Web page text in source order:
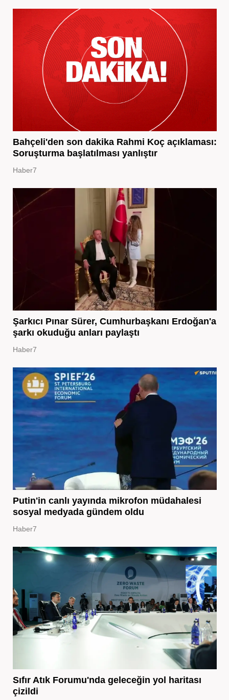
Bahçeli'den son dakika Rahmi Koç açıklaması:
Soruşturma başlatılması yanlıştır
Haber7
Şarkıcı Pınar Sürer, Cumhurbaşkanı Erdoğan'a
şarkı okuduğu anları paylaştı
Haber7
Putin'in canlı yayında mikrofon müdahalesi
sosyal medyada gündem oldu
Haber7
Sıfır Atık Forumu'nda geleceğin yol haritası
çizildi